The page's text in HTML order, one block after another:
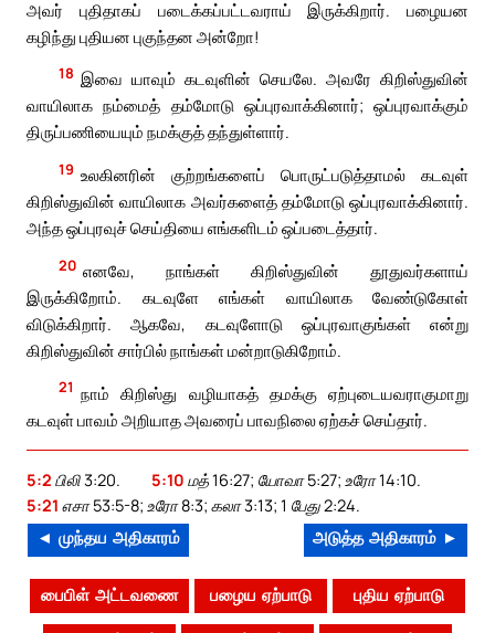
அவர் புதிதாகப் படைக்கப்பட்டவராய் இருக்கிறார். பழையன
கழிந்து புதியன புகுந்தன அன்றோ!
18 இவை யாவும் கடவுளின் செயலே. அவரே கிறிஸ்துவின்
வாயிலாக நம்மைத் தம்மோடு ஒப்புரவாக்கினார்; ஒப்புரவாக்கும்
திருப்பணியையும் நமக்குத் தந்துள்ளார்.
19 உலகினரின் குற்றங்களைப் பொருட்படுத்தாமல் கடவுள்
கிறிஸ்துவின் வாயிலாக அவர்களைத் தம்மோடு ஒப்புரவாக்கினார்.
அந்த ஒப்புரவுச் செய்தியை எங்களிடம் ஒப்படைத்தார்.
20 எனவே, நாங்கள் கிறிஸ்துவின் தூதுவர்களாய்
இருக்கிறோம். கடவுளே எங்கள் வாயிலாக வேண்டுகோள்
விடுக்கிறார். ஆகவே, கடவுளோடு ஒப்புரவாகுங்கள் என்று
கிறிஸ்துவின் சார்பில் நாங்கள் மன்றாடுகிறோம்.
21 நாம் கிறிஸ்து வழியாகத் தமக்கு ஏற்புடையவராகுமாறு
கடவுள் பாவம் அறியாத அவரைப் பாவநிலை ஏற்கச் செய்தார்.
5:2 பிலி 3:20. 5:10 மத் 16:27; யோவா 5:27; உரோ 14:10.
5:21 எசா 53:5-8; உரோ 8:3; கலா 3:13; 1 பேது 2:24.
◄ முந்தய அதிகாரம் அடுத்த அதிகாரம் ►
பைபிள் அட்டவணை பழைய ஏற்பாடு புதிய ஏற்பாடு